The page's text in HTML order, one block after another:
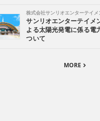
株式会社サンリオエンターテイメ
サンリオエンターテイメ
よる太陽光発電に係る電
ついて
MORE